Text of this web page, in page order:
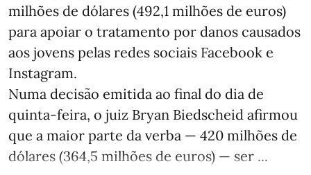
milhões de dólares (492,1 milhões de euros)
para apoiar o tratamento por danos causados
aos jovens pelas redes sociais Facebook e
Instagram.
Numa decisão emitida ao final do dia de
quinta-feira, o juiz Bryan Biedscheid afirmou
que a maior parte da verba — 420 milhões de
dólares (364,5 milhões de euros) — ser ...